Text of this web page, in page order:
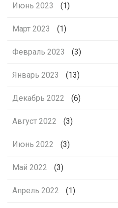
Июнь 2023 (1)
Март 2023 (1)
Февраль 2023 (3)
Январь 2023 (13)
Декабрь 2022 (6)
Август 2022 (3)
Июнь 2022 (3)
Май 2022 (3)
Апрель 2022 (1)